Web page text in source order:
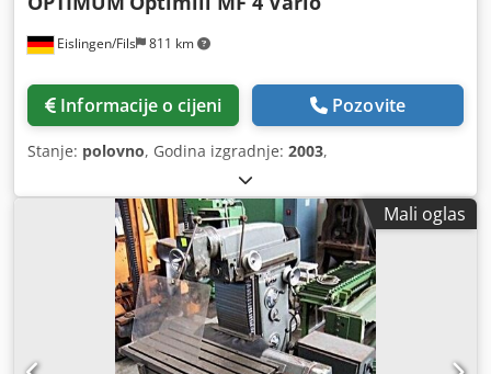
Eislingen/Fils 811 km
Informacije o cijeni Pozovite
Stanje: polovno, Godina izgradnje: 2003,
Mali oglas